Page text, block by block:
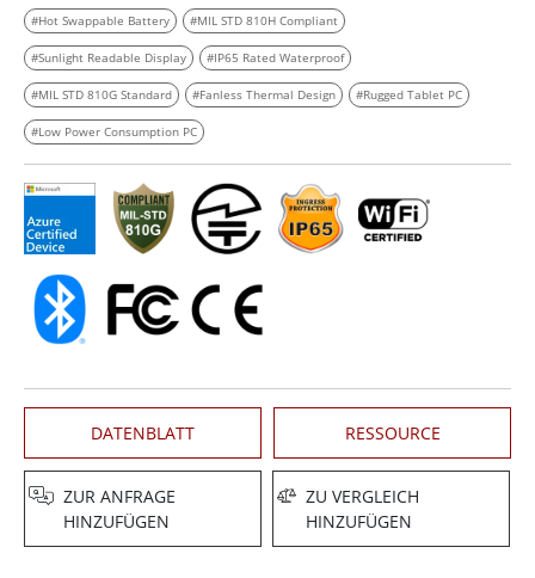
#Hot Swappable Battery #MIL STD 810H Compliant
#Sunlight Readable Display #IP65 Rated Waterproof
#MIL STD 810G Standard #Fanless Thermal Design #Rugged Tablet PC
#Low Power Consumption PC
DATENBLATT RESSOURCE
ZUR ANFRAGE
HINZUFÜGEN
ZU VERGLEICH
HINZUFÜGEN